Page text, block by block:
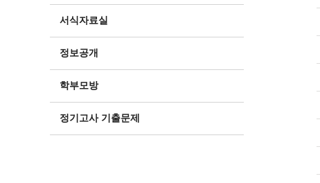
서식자료실
정보공개
학부모방
정기고사 기출문제